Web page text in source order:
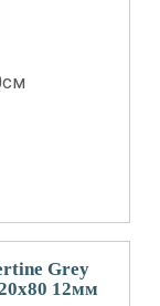
Grey
12мм